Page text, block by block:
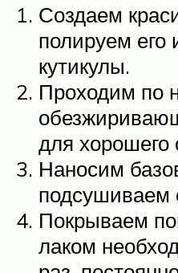
Создаем
полируем его
кутикулы.
Проходим по
для хорошего
Наносим
подсушиваем
Покрываем
лаком